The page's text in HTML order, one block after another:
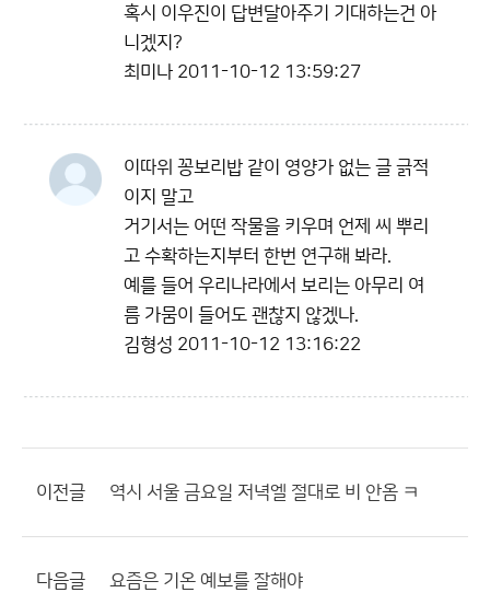
혹시 이우진이 답변달아주기 기대하는건 아
니겠지?
최미나 2011-10-12 13:59:27
이따위 꽁보리밥 같이 영양가 없는 글 긁적
이지 말고
거기서는 어떤 작물을 키우며 언제 씨 뿌리
고 수확하는지부터 한번 연구해 봐라.
예를 들어 우리나라에서 보리는 아무리 여
름 가뭄이 들어도 괜찮지 않겠나.
김형성 2011-10-12 13:16:22
이전글 역시 서울 금요일 저녁엘 절대로 비 안옴 ㅋ
다음글 요즘은 기온 예보를 잘해야